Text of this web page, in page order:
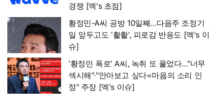
경쟁 [엑's 초점]
황정민-A씨 공방 10일째…다음주 조정기
일 앞두고도 '활활', 피로감 반응도 [엑's 이
슈]
'황정민 폭로' A씨, 녹취 또 풀었다…"너무
섹시해"·"안아보고 싶다=마음의 소리 인
정" 주장 [엑's 이슈]